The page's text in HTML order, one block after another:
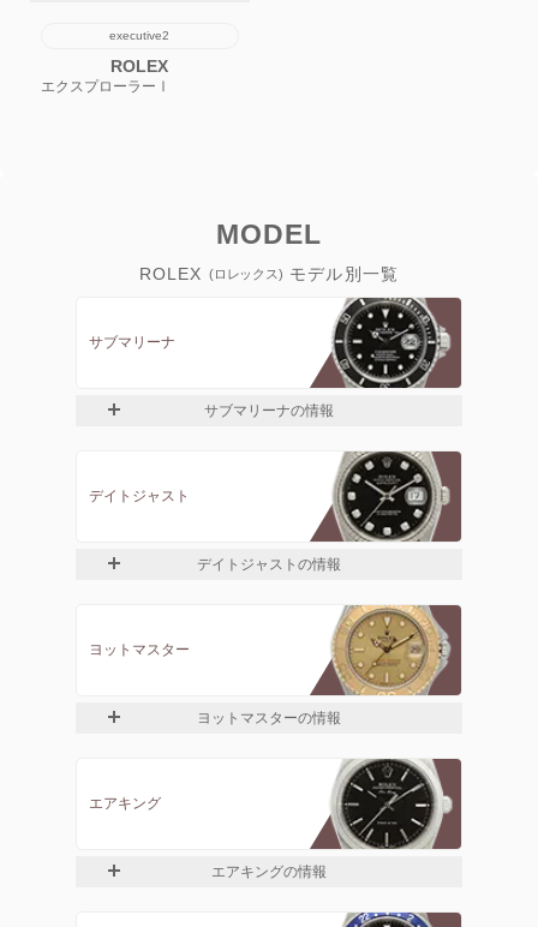
executive2
ROLEX
エクスプローラーⅠ
MODEL
ROLEX (ロレックス) モデル別一覧
サブマリーナ
サブマリーナの情報
デイトジャスト
デイトジャストの情報
ヨットマスター
ヨットマスターの情報
エアキング
エアキングの情報